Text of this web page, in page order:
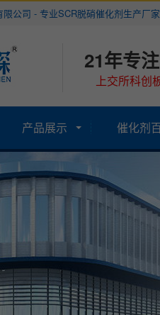
公司 - 专业SCR脱硝催化剂生产厂家
21年专
上交所科创
产品展示 催化剂